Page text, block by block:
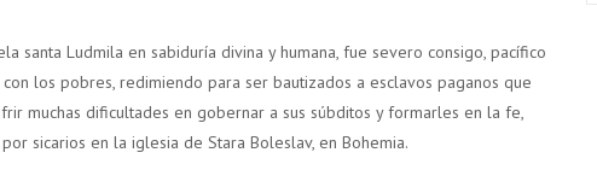
santa Ludmila en sabiduría divina y humana, fue severo consigo, pacífico
los pobres, redimiendo para ser bautizados a esclavos paganos que
muchas dificultades en gobernar a sus súbditos y formarles en la fe,
sicarios en la iglesia de Stara Boleslav, en Bohemia.